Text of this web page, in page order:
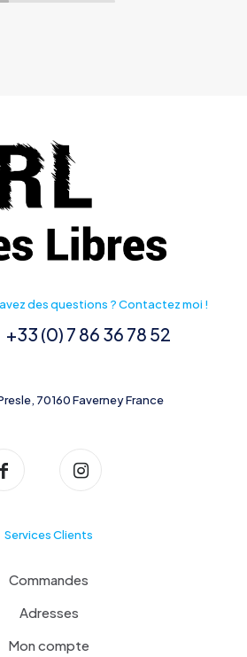
des questions ? Contactez moi !
+33 (0) 7 86 36 78 52
70160 Faverney France
Services Clients
Commandes
Adresses
Mon compte